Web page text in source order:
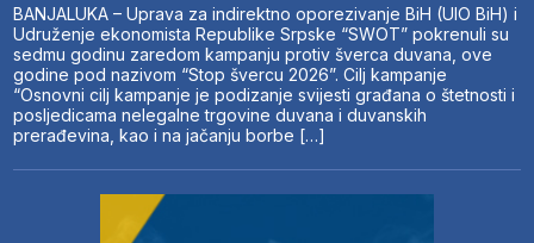
BANJALUKA – Uprava za indirektno oporezivanje BiH (UIO BiH) i
Udruženje ekonomista Republike Srpske “SWOT” pokrenuli su
sedmu godinu zaredom kampanju protiv šverca duvana, ove
godine pod nazivom “Stop švercu 2026”. Cilj kampanje
“Osnovni cilj kampanje je podizanje svijesti građana o štetnosti i
posljedicama nelegalne trgovine duvana i duvanskih
prerađevina, kao i na jačanju borbe […]